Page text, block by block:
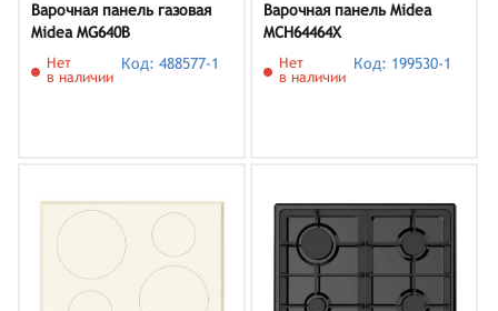
Варочная панель газовая
Midea MG640B
Нет
в наличии
Код: 488577-1
Варочная панель Midea
MCH64464X
Нет
в наличии
Код: 199530-1